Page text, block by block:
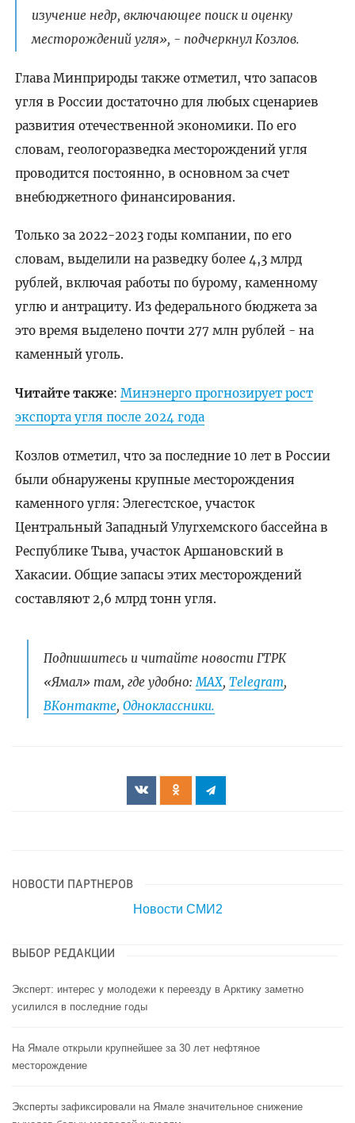
изучение недр, включающее поиск и оценку
месторождений угля», - подчеркнул Козлов.
Глава Минприроды также отметил, что запасов
угля в России достаточно для любых сценариев
развития отечественной экономики. По его
словам, геологоразведка месторождений угля
проводится постоянно, в основном за счет
внебюджетного финансирования.
Только за 2022-2023 годы компании, по его
словам, выделили на разведку более 4,3 млрд
рублей, включая работы по бурому, каменному
углю и антрациту. Из федерального бюджета за
это время выделено почти 277 млн рублей - на
каменный уголь.
Читайте также: Минэнерго прогнозирует рост
экспорта угля после 2024 года
Козлов отметил, что за последние 10 лет в России
были обнаружены крупные месторождения
каменного угля: Элегестское, участок
Центральный Западный Улугхемского бассейна в
Республике Тыва, участок Аршановский в
Хакасии. Общие запасы этих месторождений
составляют 2,6 млрд тонн угля.
Подпишитесь и читайте новости ГТРК
«Ямал» там, где удобно:МАХ, Telegram,
ВКонтакте, Одноклассники.
НОВОСТИ ПАРТНЕРОВ
Новости СМИ2
ВЫБОР РЕДАКЦИИ
Эксперт: интерес у молодежи к переезду в Арктику заметно
усилился в последние годы
На Ямале открыли крупнейшее за 30 лет нефтяное
месторождение
Эксперты зафиксировали на Ямале значительное снижение